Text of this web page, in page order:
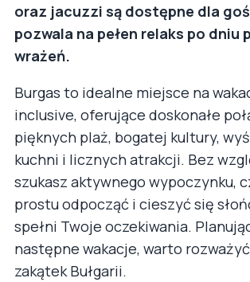
oraz jacuzzi są dostępne dla
pozwala na pełen relaks po dniu
wrażeń.
Burgas to idealne miejsce na
inclusive, oferujące doskonałe
pięknych plaż, bogatej kultury,
kuchni i licznych atrakcji. Bez
szukasz aktywnego wypoczynku,
prostu odpocząć i cieszyć się
spełni Twoje oczekiwania.
następne wakacje, warto
zakątek Bułgarii.